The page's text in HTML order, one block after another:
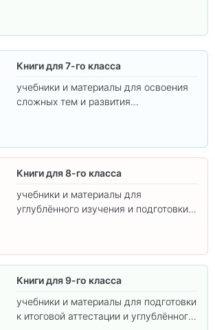
Книги для 7-го класса
учебники и материалы для освоения
сложных тем и развития
Книги для 8-го класса
учебники и материалы для
углублённого изучения и подготовки к
Книги для 9-го класса
учебники и материалы для подготовки
к итоговой аттестации и углублённого